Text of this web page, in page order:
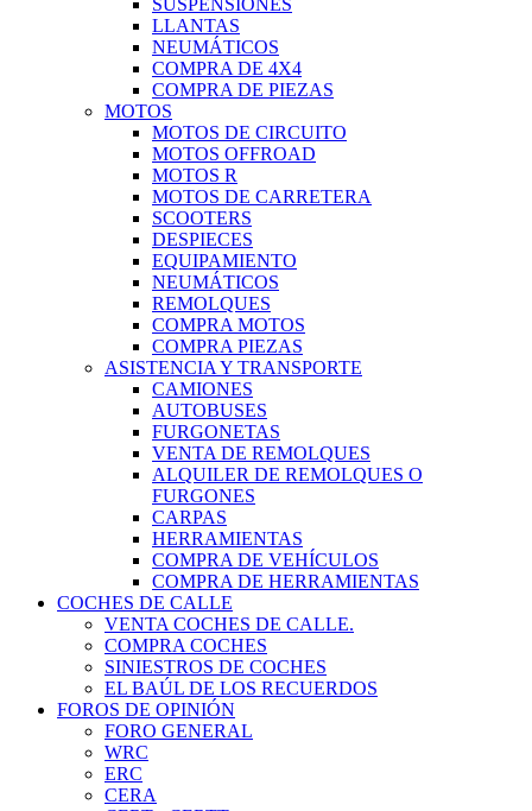
SUSPENSIONES
LLANTAS
NEUMÁTICOS
COMPRA DE 4X4
COMPRA DE PIEZAS
MOTOS
MOTOS DE CIRCUITO
MOTOS OFFROAD
MOTOS R
MOTOS DE CARRETERA
SCOOTERS
DESPIECES
EQUIPAMIENTO
NEUMÁTICOS
REMOLQUES
COMPRA MOTOS
COMPRA PIEZAS
ASISTENCIA Y TRANSPORTE
CAMIONES
AUTOBUSES
FURGONETAS
VENTA DE REMOLQUES
ALQUILER DE REMOLQUES O
FURGONES
CARPAS
HERRAMIENTAS
COMPRA DE VEHÍCULOS
COMPRA DE HERRAMIENTAS
COCHES DE CALLE
VENTA COCHES DE CALLE.
COMPRA COCHES
SINIESTROS DE COCHES
EL BAÚL DE LOS RECUERDOS
FOROS DE OPINIÓN
FORO GENERAL
WRC
ERC
CERA